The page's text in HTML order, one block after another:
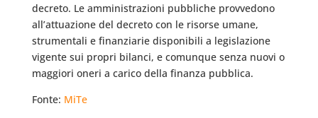
decreto. Le amministrazioni pubbliche provvedono
all’attuazione del decreto con le risorse umane,
strumentali e finanziarie disponibili a legislazione
vigente sui propri bilanci, e comunque senza nuovi o
maggiori oneri a carico della finanza pubblica.
Fonte: MiTe